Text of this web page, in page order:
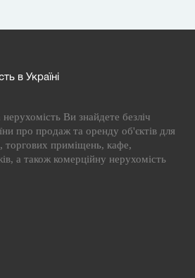
в Україні
Ви знайдете безліч
про продаж та оренду об'єктів для
торгових приміщень, кафе,
а також комерційну нерухомість